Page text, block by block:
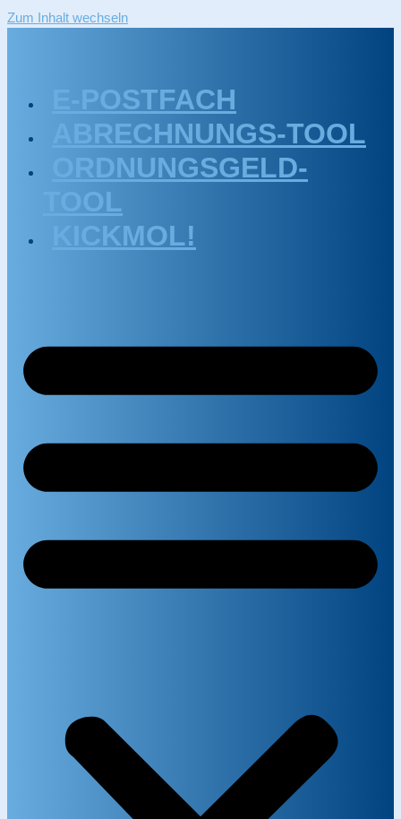
Zum Inhalt wechseln
E-POSTFACH
ABRECHNUNGS-TOOL
ORDNUNGSGELD-
TOOL
KICKMOL!